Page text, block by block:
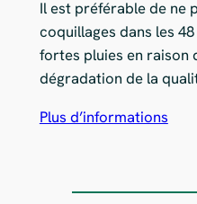
Il est préférable de ne
coquillages dans les
fortes pluies en raison
dégradation de la
Plus d’informations